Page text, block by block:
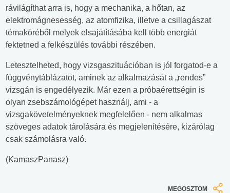
rávilágíthat arra is, hogy a mechanika, a hőtan, az
elektromágnesesség, az atomfizika, illetve a csillagászat
témaköréből melyek elsajátításába kell több energiát
fektetned a felkészülés további részében.
Letesztelheted, hogy vizsgaszituációban is jól forgatod-e a
függvénytáblázatot, aminek az alkalmazását a „rendes”
vizsgán is engedélyezik. Már ezen a próbaérettségin is
olyan zsebszámológépet használj, ami - a
vizsgakövetelményeknek megfelelően - nem alkalmas
szöveges adatok tárolására és megjelenítésére, kizárólag
csak számolásra való.
(KamaszPanasz)
MEGOSZTOM